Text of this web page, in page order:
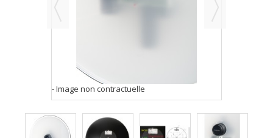
- Image non contractuelle